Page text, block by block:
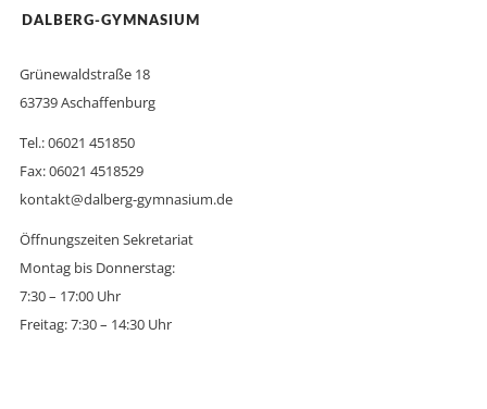
DALBERG-GYMNASIUM
Grünewaldstraße 18
63739 Aschaffenburg
Tel.: 06021 451850
Fax: 06021 4518529
kontakt@dalberg-gymnasium.de
Öffnungszeiten Sekretariat
Montag bis Donnerstag:
7:30 – 17:00 Uhr
Freitag: 7:30 – 14:30 Uhr